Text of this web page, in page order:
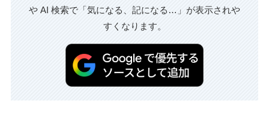
や AI 検索で「気になる、記になる…」が表示されや
すくなります。